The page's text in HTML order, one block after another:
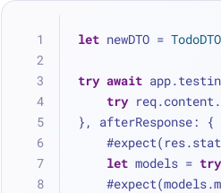
let newDTO = TodoDTO
try await
try
}, afterResponse: {
let models = try